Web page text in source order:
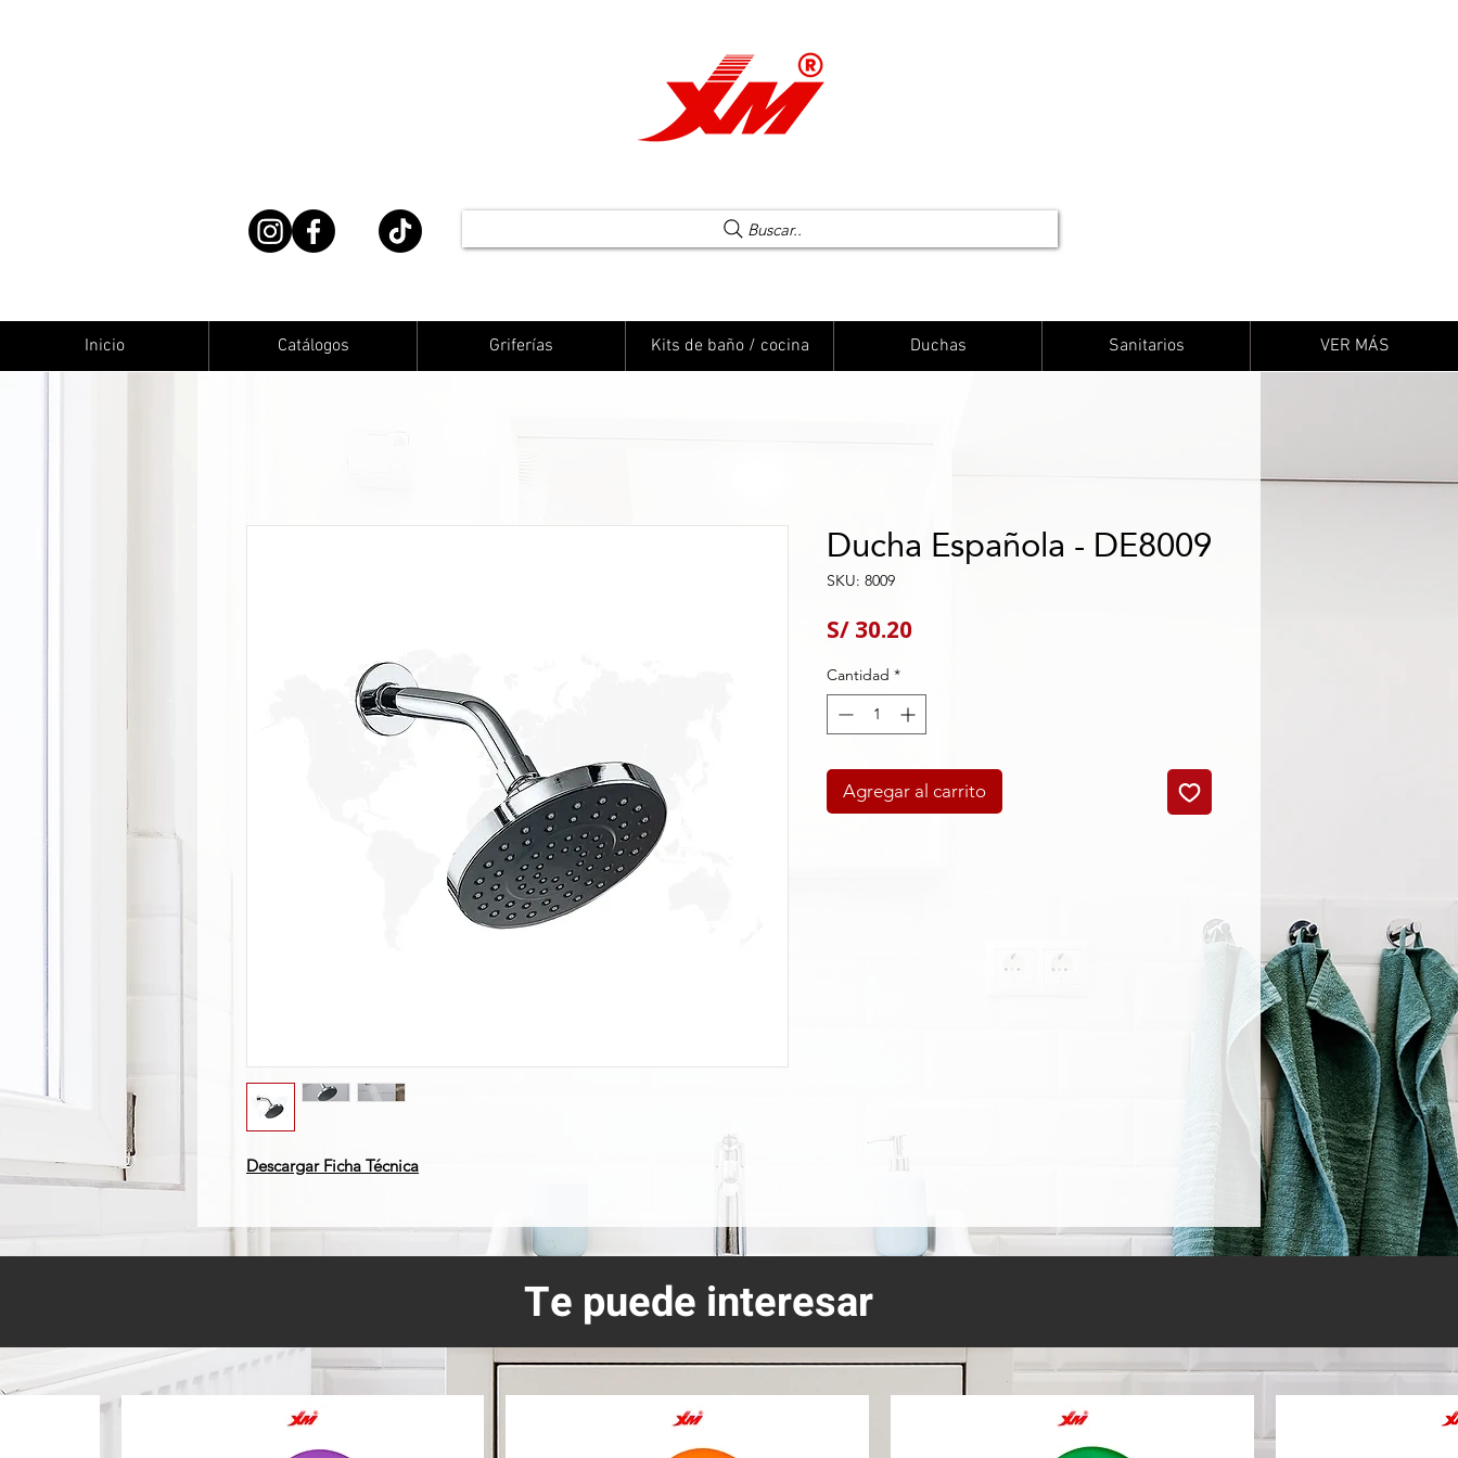
Buscar..
Inicio Catálogos Griferías Kits de baño / cocina Duchas Sanitarios VER MÁS
Descargar Ficha Técnica
Ducha Española - DE8009
SKU: 8009
S/ 30.20Precio
Cantidad *
Agregar al carrito
Te puede interesar